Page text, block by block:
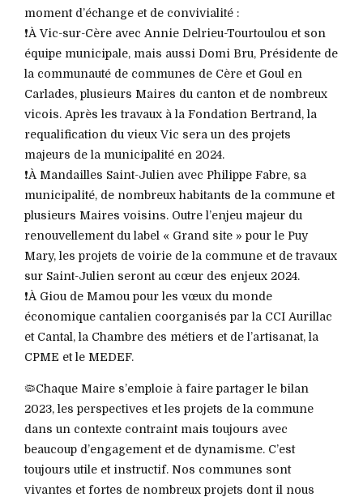
moment d’échange et de convivialité :
❗️À Vic-sur-Cère avec Annie Delrieu-Tourtoulou et son
équipe municipale, mais aussi Domi Bru, Présidente de
la communauté de communes de Cère et Goul en
Carlades, plusieurs Maires du canton et de nombreux
vicois. Après les travaux à la Fondation Bertrand, la
requalification du vieux Vic sera un des projets
majeurs de la municipalité en 2024.
❗️À Mandailles Saint-Julien avec Philippe Fabre, sa
municipalité, de nombreux habitants de la commune et
plusieurs Maires voisins. Outre l’enjeu majeur du
renouvellement du label « Grand site » pour le Puy
Mary, les projets de voirie de la commune et de travaux
sur Saint-Julien seront au cœur des enjeux 2024.
❗️À Giou de Mamou pour les vœux du monde
économique cantalien coorganisés par la CCI Aurillac
et Cantal, la Chambre des métiers et de l’artisanat, la
CPME et le MEDEF.
🦠Chaque Maire s’emploie à faire partager le bilan
2023, les perspectives et les projets de la commune
dans un contexte contraint mais toujours avec
beaucoup d’engagement et de dynamisme. C’est
toujours utile et instructif. Nos communes sont
vivantes et fortes de nombreux projets dont il nous